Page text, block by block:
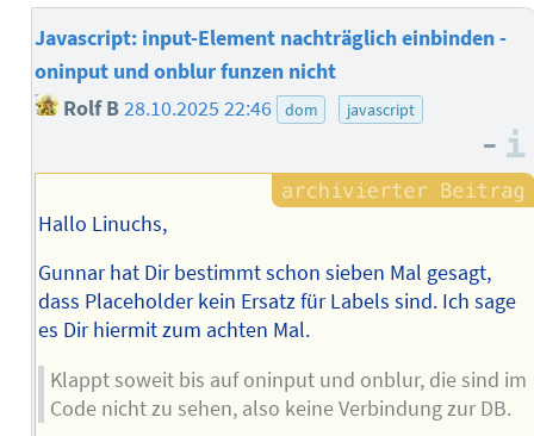
Javascript: input-Element nachträglich einbinden -
oninput und onblur funzen nicht
Rolf B28.10.2025 22:46 dom javascript
–
Hallo Linuchs,
Gunnar hat Dir bestimmt schon sieben Mal gesagt,
dass Placeholder kein Ersatz für Labels sind. Ich sage
es Dir hiermit zum achten Mal.
Klappt soweit bis auf oninput und onblur, die sind im
Code nicht zu sehen, also keine Verbindung zur DB.